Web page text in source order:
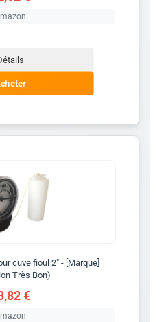
cuve fioul 2" - [Marque]
Très Bon)
€